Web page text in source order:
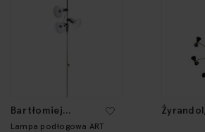
Bartłomiej
Pniewski Tomasz
Lampa podłogowa ART